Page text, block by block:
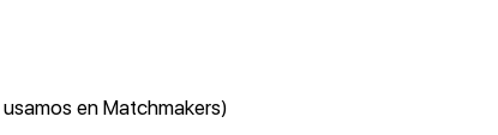
en Matchmakers)